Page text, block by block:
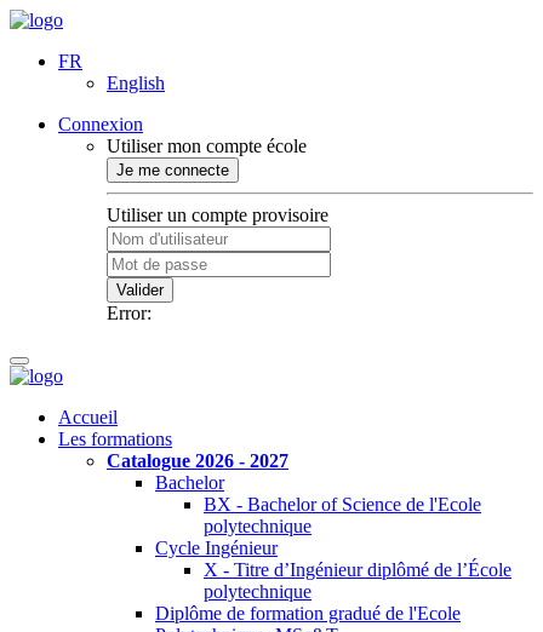
FR
English
Connexion
Utiliser mon compte école
Je me connecte
Utiliser un compte provisoire
Valider
Error:
Accueil
Les formations
Catalogue 2026 - 2027
Bachelor
BX - Bachelor of Science de l'Ecole
polytechnique
Cycle Ingénieur
X - Titre d’Ingénieur diplômé de l’École
polytechnique
Diplôme de formation gradué de l'Ecole